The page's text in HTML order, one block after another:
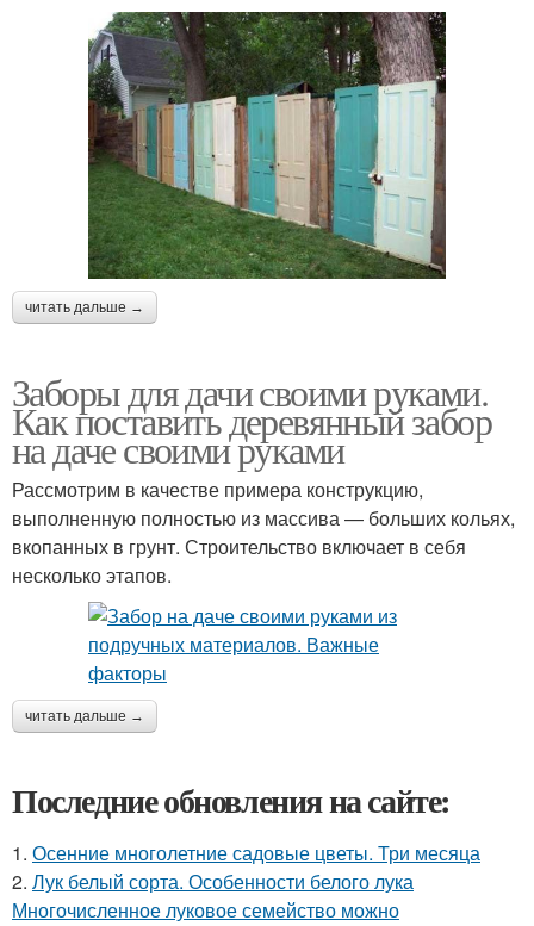
читать дальше →
Заборы для дачи своими руками.
Как поставить деревянный забор
на даче своими руками
Рассмотрим в качестве примера конструкцию,
выполненную полностью из массива — больших кольях,
вкопанных в грунт. Строительство включает в себя
несколько этапов.
читать дальше →
Последние обновления на сайте:
1. Осенние многолетние садовые цветы. Три месяца
2. Лук белый сорта. Особенности белого лука
Многочисленное луковое семейство можно